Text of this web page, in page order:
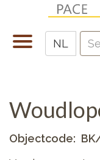
naarNavigatie
wisselen
NL
Zoeken
Objectcode